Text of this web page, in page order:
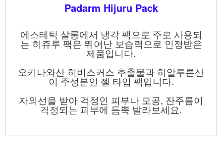
Padarm Hijuru Pack
에스테틱 살롱에서 냉각 팩으로 주로 사용되
는 히쥬루 팩은 뛰어난 보습력으로 인정받은
제품입니다.
오키나와산 히비스커스 추출물과 히알루론산
이 주성분인 젤 타입 팩입니다.
자외선을 받아 걱정인 피부나 모공, 잔주름이
걱정되는 피부에 듬뿍 발라보세요.